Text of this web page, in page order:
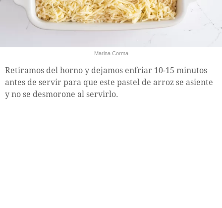
Marina Corma
Retiramos del horno y dejamos enfriar 10-15 minutos
antes de servir para que este pastel de arroz se asiente
y no se desmorone al servirlo.